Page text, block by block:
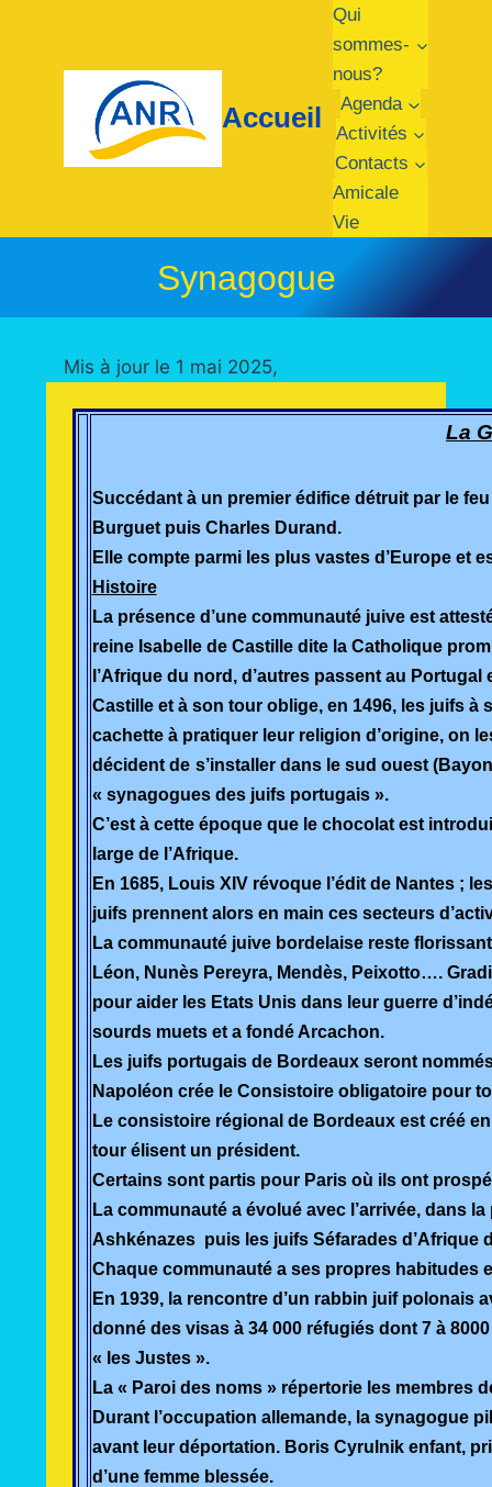
Accueil
Qui
sommes-
nous?
Agenda
Activités
Contacts
Amicale
Vie
Synagogue
Mis à jour le 1 mai 2025,
La
Succédant à un premier édifice détruit par le
Burguet puis Charles Durand.
Elle compte parmi les plus vastes d’Europe et
Histoire
La présence d’une communauté juive est
reine Isabelle de Castille dite la Catholique
l’Afrique du nord, d’autres passent au
Castille et à son tour oblige, en 1496, les juifs
cachette à pratiquer leur religion d’origine, on
décident de s’installer dans le sud ouest
« synagogues des juifs portugais ».
C’est à cette époque que le chocolat est
large de l’Afrique.
En 1685, Louis XIV révoque l’édit de Nantes ;
juifs prennent alors en main ces secteurs
La communauté juive bordelaise reste
Léon, Nunès Pereyra, Mendès, Peixotto….
pour aider les Etats Unis dans leur guerre
sourds muets et a fondé Arcachon.
Les juifs portugais de Bordeaux seront
Napoléon crée le Consistoire obligatoire pour
Le consistoire régional de Bordeaux est créé
tour élisent un président.
Certains sont partis pour Paris où ils ont
La communauté a évolué avec l’arrivée, dans
Ashkénazes puis les juifs Séfarades d’Afrique
Chaque communauté a ses propres habitudes
En 1939, la rencontre d’un rabbin juif polonais
donné des visas à 34 000 réfugiés dont 7 à
« les Justes ».
La « Paroi des noms » répertorie les membres
Durant l’occupation allemande, la synagogue
avant leur déportation. Boris Cyrulnik enfant,
d’une femme blessée.